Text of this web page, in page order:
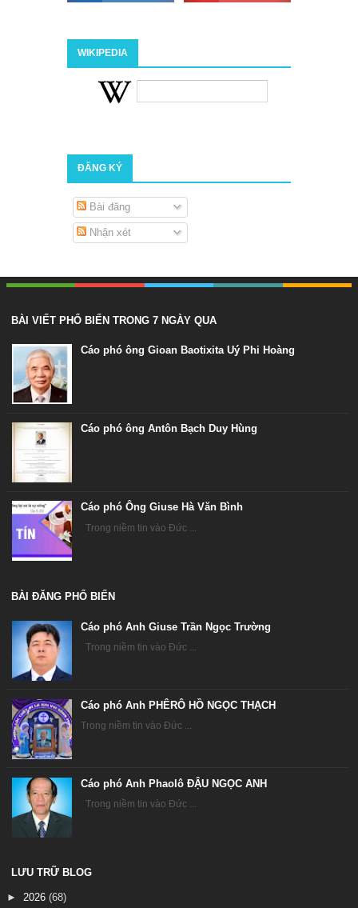
WIKIPEDIA
ĐĂNG KÝ
Bài đăng
Nhận xét
BÀI VIẾT PHỔ BIẾN TRONG 7 NGÀY QUA
Cáo phó ông Gioan Baotixita Uý Phi Hoàng
Cáo phó ông Antôn Bạch Duy Hùng
Cáo phó Ông Giuse Hà Văn Bình
Trong niềm tin vào Đức ...
BÀI ĐĂNG PHỔ BIẾN
Cáo phó Anh Giuse Trần Ngọc Trường
Trong niềm tin vào Đức ...
Cáo phó Anh PHÊRÔ HỒ NGỌC THẠCH
Trong niềm tin vào Đức ...
Cáo phó Anh Phaolô ĐẬU NGỌC ANH
Trong niềm tin vào Đức ...
LƯU TRỮ BLOG
► 2026 (68)